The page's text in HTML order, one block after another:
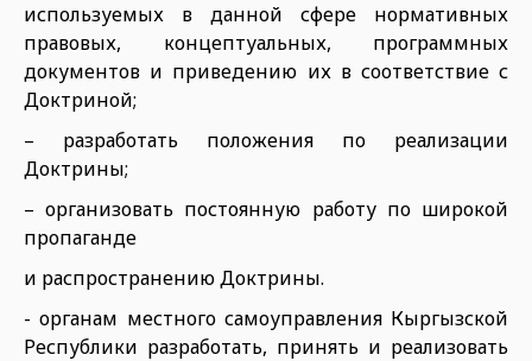
используемых в данной сфере нормативных
правовых, концептуальных, программных
документов и приведению их в соответствие с
Доктриной;
– разработать положения по реализации
Доктрины;
– организовать постоянную работу по широкой
пропаганде
и распространению Доктрины.
- органам местного самоуправления Кыргызской
Республики разработать, принять и реализовать